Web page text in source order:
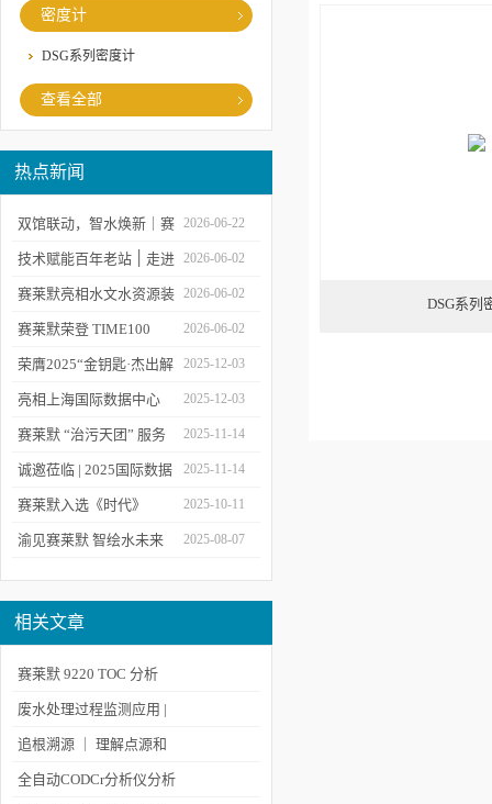
密度计
DSG系列密度计
查看全部
热点新闻
双馆联动，智水焕新｜赛
莱默精彩亮相2026上海世
环会
2026-06-22
技术赋能百年老站 ׀ 走进
都江堰：从千年治水智慧
到现代水文监测
2026-06-02
赛莱默亮相水文水资源装
备展 | 以数字化和智能化
技术赋能水文现代化建设
2026-06-02
赛莱默荣登 TIME100
2026 全球百强影响力企
业榜单
2026-06-02
荣膺2025“金钥匙·杰出解
决方案”！赛莱默青少年
水教育行动，浇灌可持续
发展未来
2025-12-03
亮相上海国际数据中心
展！赛莱默助力AI时代数
智未来
2025-12-03
赛莱默 “治污天团” 服务
亚洲污水处理厂
2025-11-14
诚邀莅临 | 2025国际数据
中心展
2025-11-14
赛莱默入选《时代》
“2025全球最佳公司”榜单
2025-10-11
渝见赛莱默 智绘水未来 2025-08-07
相关文章
赛莱默 9220 TOC 分析
仪：一体化配置，轻松实
现多场景在线监测
废水处理过程监测应用 |
紫外-可见分光光度传感
器的校准和维护
追根溯源 ｜ 理解点源和
非点源污染
全自动CODCr分析仪分析
DSG系列